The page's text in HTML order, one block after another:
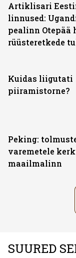
Artiklisari
linnused:
pealinn Otepää
rüüsteretkede
Kuidas liigutati
piiramistorne?
Peking:
varemetele
maailmalinn
SUURED